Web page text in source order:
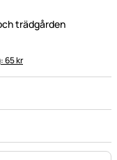
trädgården
65 kr